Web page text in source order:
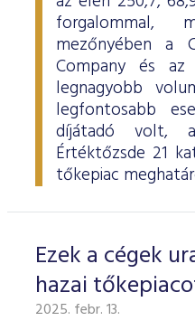
forgalommal,
mezőnyében a
Company és az
legnagyobb
legfontosabb
díjátadó volt,
Értéktőzsde 21
tőkepiac
Ezek a cégek
hazai
2025. febr. 13.